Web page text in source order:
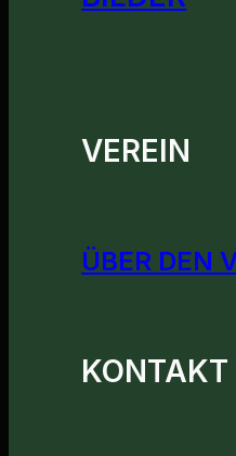
VEREIN
ÜBER DEN
KONTAKT